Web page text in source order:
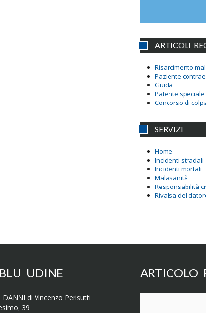
ARTICOLI
Risarcimento
Paziente contrae
Guida
Patente speciale
Concorso di
SERVIZI
Home
Incidenti stradali
Incidenti mortali
Malasanità
Responsabilità
Rivalsa del
UDINE
DANNI di Vincenzo Perisutti
39
ARTICOLO